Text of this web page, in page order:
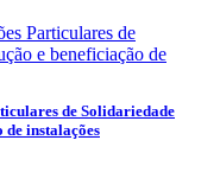
de Solidariedade
de instalações